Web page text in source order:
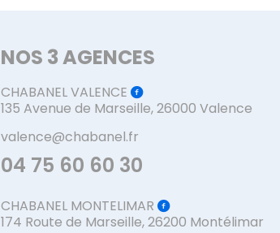
NOS 3 AGENCES
CHABANEL VALENCE
135 Avenue de Marseille, 26000 Valence
valence@chabanel.fr
04 75 60 60 30
CHABANEL MONTELIMAR
174 Route de Marseille, 26200 Montélimar